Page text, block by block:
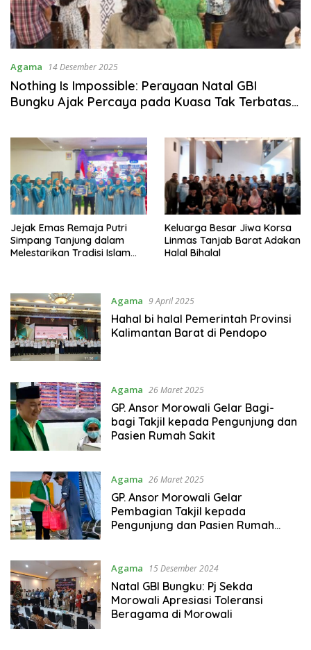
Agama 14 Desember 2025
Nothing Is Impossible: Perayaan Natal GBI
Bungku Ajak Percaya pada Kuasa Tak Terbatas
Jejak Emas Remaja Putri
Simpang Tanjung dalam
Melestarikan Tradisi Islam
Keluarga Besar Jiwa Korsa
Linmas Tanjab Barat Adakan
Halal Bihalal
Agama 9 April 2025
Hahal bi halal Pemerintah Provinsi
Kalimantan Barat di Pendopo
Agama 26 Maret 2025
GP. Ansor Morowali Gelar Bagi-
bagi Takjil kepada Pengunjung dan
Pasien Rumah Sakit
Agama 26 Maret 2025
GP. Ansor Morowali Gelar
Pembagian Takjil kepada
Pengunjung dan Pasien Rumah
Agama 15 Desember 2024
Natal GBI Bungku: Pj Sekda
Morowali Apresiasi Toleransi
Beragama di Morowali